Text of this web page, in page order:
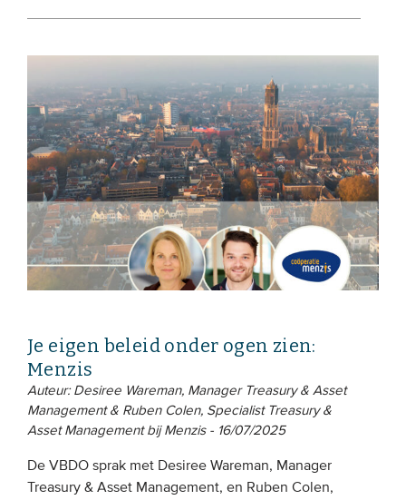
Je eigen beleid onder ogen zien:
Menzis
Auteur: Desiree Wareman, Manager Treasury & Asset
Management & Ruben Colen, Specialist Treasury &
Asset Management bij Menzis - 16/07/2025
De VBDO sprak met Desiree Wareman, Manager
Treasury & Asset Management, en Ruben Colen,